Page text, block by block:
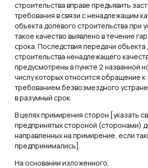
строительства вправе предъявить
требования в связи с ненадлежащим
объекта долевого строительства при
такое качество выявлено в течение
срока. Последствия передачи объекта
строительства ненадлежащего
предусмотрены в пункте 2 названной
числу которых относится обращение к
требованием безвозмездного
в разумный срок.
В целях примирения сторон [указать
предпринятых стороной (сторонами)
направленных на примирение, если
предпринимались].
На основании изложенного,